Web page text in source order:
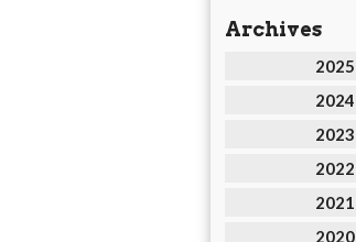
Archives
2025
2024
2023
2022
2021
2020